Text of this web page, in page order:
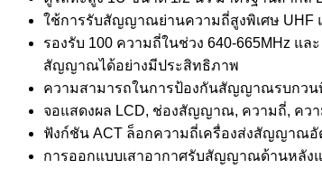
ใช้การรับสัญญาณย่านความถี่สูงพิเศษ UHF
รองรับ 100 ความถี่ในช่วง 640-665MHz แ
สัญญาณได้อย่างมีประสิทธิภาพ
ความสามารถในการป้องกันสัญญาณรบกว
จอแสดงผล LCD, ช่องสัญญาณ, ความถี่, คว
ฟังก์ชัน ACT ล็อกความถี่เครื่องส่งสัญญาณ
การออกแบบเสาอากาศรับสัญญาณด้านหลังแ